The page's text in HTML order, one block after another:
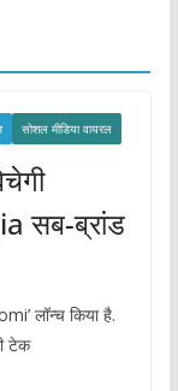
सोशल मीडिया वायरल
सब-ब्रांड
लॉन्च किया है.
टेक